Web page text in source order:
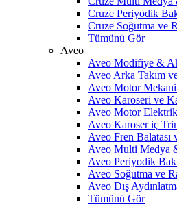
Cruze Periyodik
Cruze Soğutma ve
Tümünü Gör
Aveo
Aveo Modifiye &
Aveo Arka Takım
Aveo Motor
Aveo Karoseri ve
Aveo Motor Elektrik
Aveo Karoser iç
Aveo Fren Balatası
Aveo Multi Medya
Aveo Periyodik
Aveo Soğutma ve
Aveo Dış
Tümünü Gör